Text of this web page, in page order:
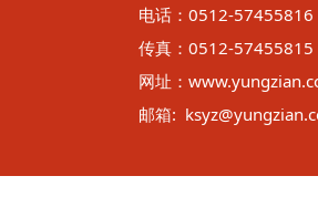
电话：0512-57455816
传真：0512-57455815
网址：
邮箱: